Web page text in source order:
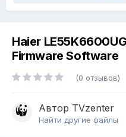
Haier
Firmware Software
(0 отзывов)
Автор TVzenter
Найти другие файлы